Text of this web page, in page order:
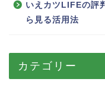
いえカツLIFEの評
ら見る活用法
カテゴリー